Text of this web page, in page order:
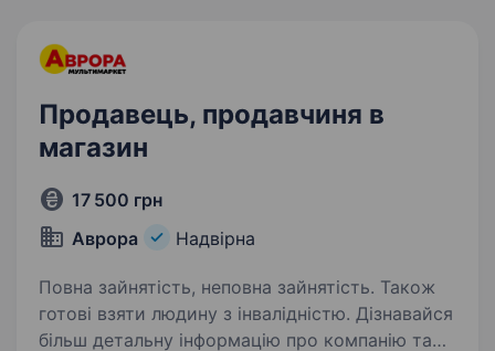
Продавець, продавчиня в
магазин
17 500 грн
Аврора
Надвірна
Повна зайнятість, неповна зайнятість. Також
готові взяти людину з інвалідністю. Дізнавайся
більш детальну інформацію про компанію та